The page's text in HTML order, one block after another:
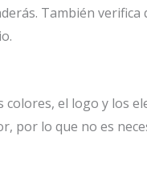
También verifica
el logo y los
por lo que no es